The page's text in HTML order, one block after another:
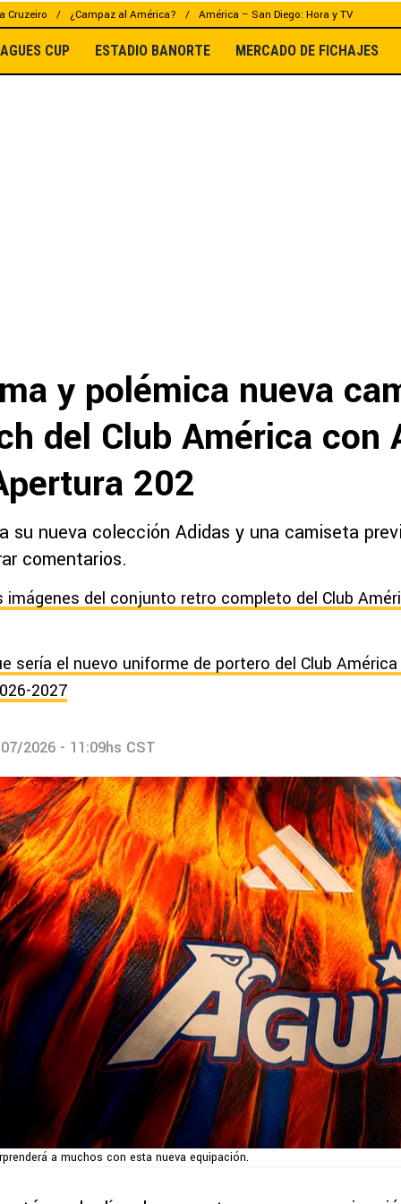
Cruzeiro ¿Campaz al América? América – San Diego: Hora y TV
CUP ESTADIO BANORTE MERCADO DE FICHAJES
y polémica nueva
del Club América con
202
su nueva colección Adidas y una camiseta
comentarios.
imágenes del conjunto retro completo del Club
sería el nuevo uniforme de portero del Club
2027
2026 - 11:09hs CST
a muchos con esta nueva equipación.